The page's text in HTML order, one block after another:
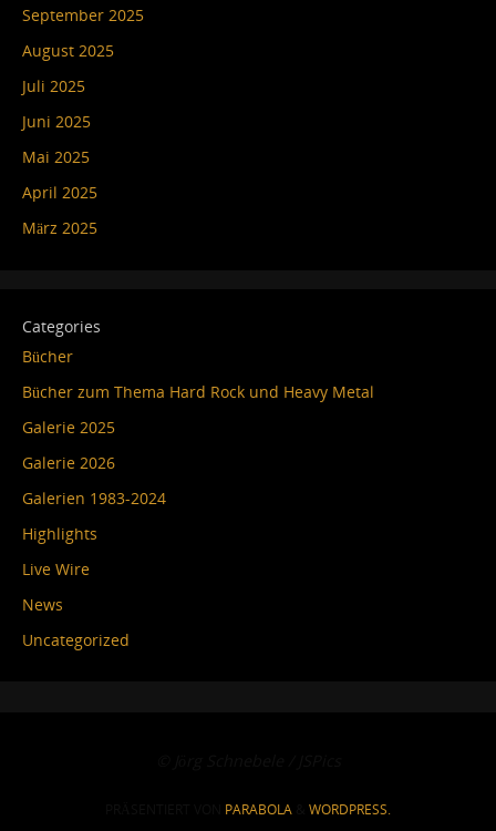
September 2025
August 2025
Juli 2025
Juni 2025
Mai 2025
April 2025
März 2025
Categories
Bücher
Bücher zum Thema Hard Rock und Heavy Metal
Galerie 2025
Galerie 2026
Galerien 1983-2024
Highlights
Live Wire
News
Uncategorized
PARABOLA WORDPRESS.